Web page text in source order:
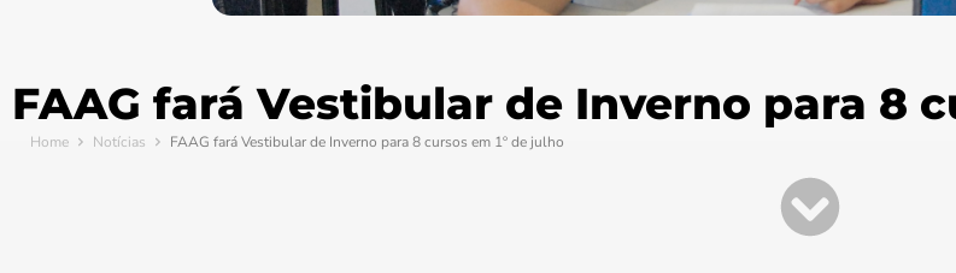
FAAG fará Vestibular de Inverno para 8
Home Notícias FAAG fará Vestibular de Inverno para 8 cursos em 1º de julho